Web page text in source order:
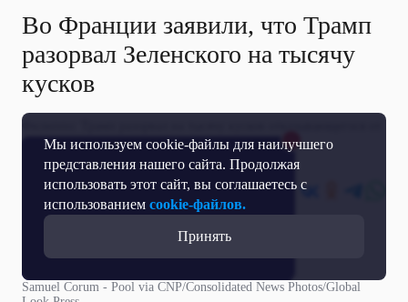
Мы используем cookie-файлы для наилучшего
представления нашего сайта. Продолжая
использовать этот сайт, вы соглашаетесь с
использованием cookie-файлов.
Принять
Во Франции заявили, что Трамп
разорвал Зеленского на тысячу
кусков
мира Зеленского
24 Апреля 2025
Samuel Corum - Pool via CNP/Consolidated News Photos/Global